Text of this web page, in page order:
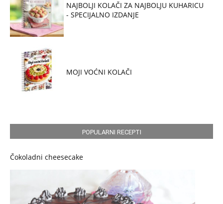
NAJBOLJI KOLAČI ZA NAJBOLJU KUHARICU
- SPECIJALNO IZDANJE
MOJI VOĆNI KOLAČI
POPULARNI RECEPTI
Čokoladni cheesecake